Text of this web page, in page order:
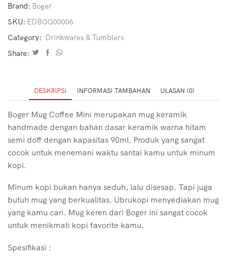
Brand: Boger
SKU: EDBOG00006
Category: Drinkwares & Tumblers
Share:
DESKRIPSI INFORMASI TAMBAHAN ULASAN (0)
Boger Mug Coffee Mini merupakan mug keramik
handmade dengan bahan dasar keramik warna hitam
semi doff dengan kapasitas 90ml. Produk yang sangat
cocok untuk menemani waktu santai kamu untuk minum
kopi.
Minum kopi bukan hanya seduh, lalu disesap. Tapi juga
butuh mug yang berkualitas. Ubrukopi menyediakan mug
yang kamu cari. Mug keren dari Boger ini sangat cocok
untuk menikmati kopi favorite kamu.
Spesifikasi :